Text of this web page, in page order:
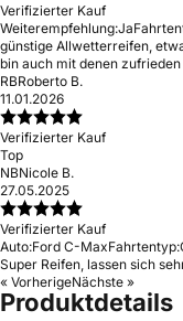
Verifizierter Kauf
Weiterempfehlung:Ja
günstige Allwetterreifen,
bin auch mit denen zufrieden
RBRoberto B.
11.01.2026
Verifizierter Kauf
Top
NBNicole B.
27.05.2025
Verifizierter Kauf
Auto:Ford C-MaxFahrtentyp:
Super Reifen, lassen sich
« VorherigeNächste »
Produktdetails